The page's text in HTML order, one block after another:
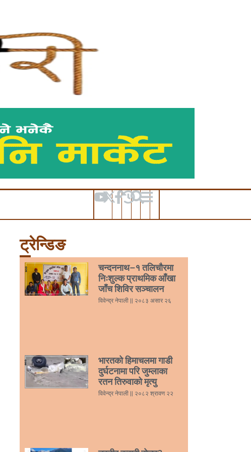
ट्रेन्डिङ
चन्दननाथ–१ तलिचौरमा
निःशुल्क प्राथमिक आँखा
जाँच शिविर सञ्चालन
विवेन्द्र नेपाली २०८३ असार २६
भारतको हिमाचलमा गाडी
दुर्घटनामा परि जुम्लाका
रतन तिरुवाको मृत्यु
विवेन्द्र नेपाली २०८२ श्रावण २२